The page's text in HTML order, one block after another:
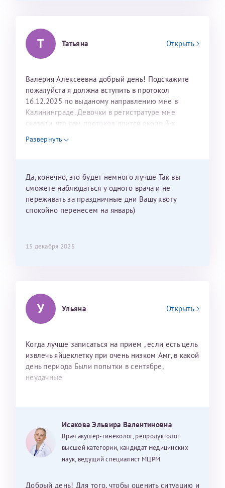
Т Татьяна Открыть
Валерия Алексеевна добрый день! Подскажите
пожалуйста я должна вступить в протокол
16.12.2025 по выданому направлению мне в
Калининграде. Девочки в регистратуре мне
сказали, что сам протокол длится около 3-х
недель и 3 недели я должна находится в Питере.
Можно мне новый год провести в Калининграде и
Развернуть
Да, конечно, это будет немного лучше Так вы
сможете наблюдаться у одного врача и не
переживать за праздничные дни Вашу квоту
спокойно перенесем на январь)
15 декабря 2025
У Ульяна Открыть
Когда лучше записаться на прием , если есть цель
извлечь яйцеклетку при очень низком Амг, в какой
день периода Были попытки в сентябре,
неудачные
Исакова Эльвира Валентиновна
Врач акушер-гинеколог, репродуктолог
высшей категории, кандидат медицинских
наук, ведущий специалист МЦРМ
Добрый день! Для того, чтобы оценить ситуацию и